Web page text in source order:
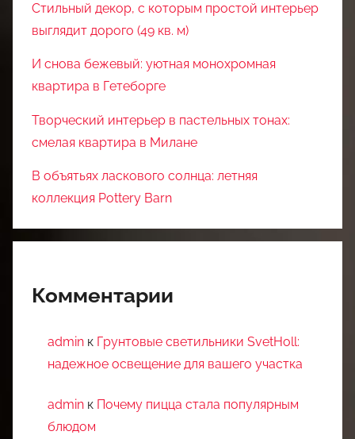
Стильный декор, с которым простой интерьер
выглядит дорого (49 кв. м)
И снова бежевый: уютная монохромная
квартира в Гетеборге
Творческий интерьер в пастельных тонах:
смелая квартира в Милане
В объятьях ласкового солнца: летняя
коллекция Pottery Barn
Комментарии
admin к Грунтовые светильники SvetHoll:
надежное освещение для вашего участка
admin к Почему пицца стала популярным
блюдом